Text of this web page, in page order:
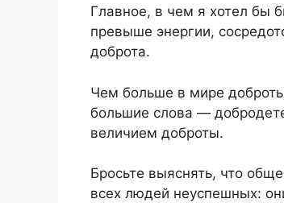
Главное, в чем я хотел бы
превыше энергии,
доброта.
Чем больше в мире
большие слова —
величием доброты.
Бросьте выяснять, что
всех людей неуспешных: